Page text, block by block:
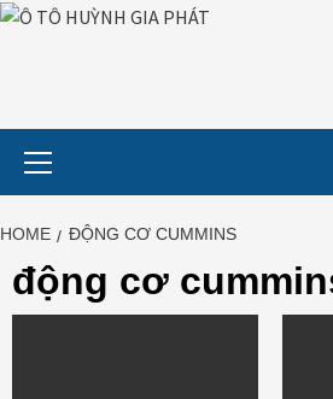
HOME ĐỘNG CƠ CUMMINS
động cơ